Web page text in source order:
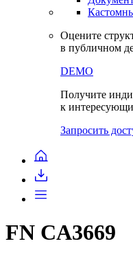
Оцените
в публичном
DEMO
Получите
к
Запросить
FN CA3669